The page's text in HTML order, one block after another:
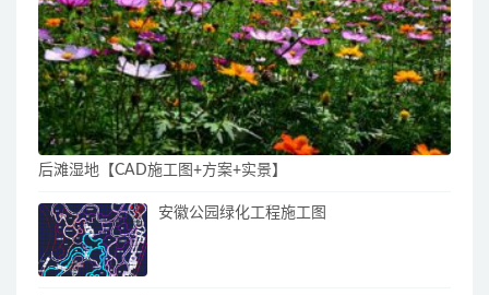
后滩湿地【CAD施工图+方案+实景】
安徽公园绿化工程施工图